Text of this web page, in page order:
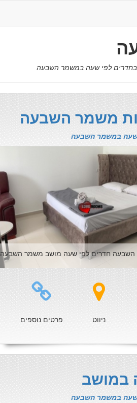
משמר השבעה
שעה במשמר השבעה
השבעה חדרים לפי שעה מושב משמר השבעה
ניווט פרטים נוספים
במושב
שעה במשמר השבעה